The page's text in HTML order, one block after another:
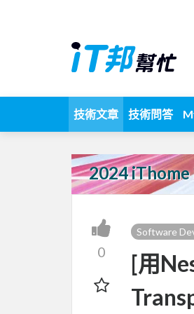
技術文章 技術問答
2024 iThome
0
Software
[用